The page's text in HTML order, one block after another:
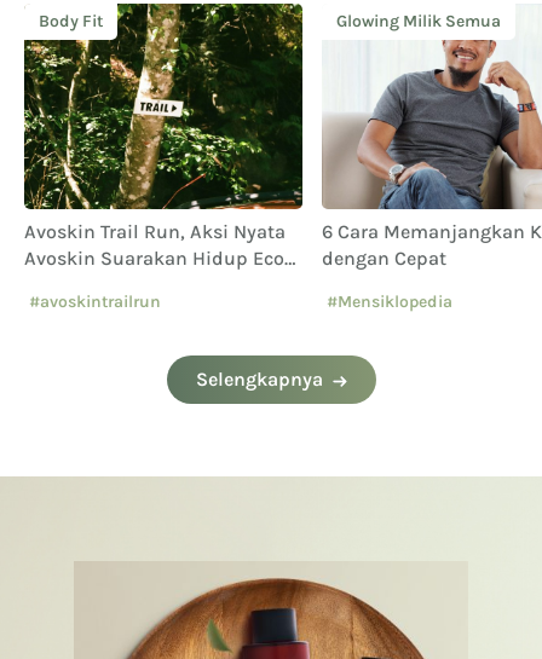
Body Fit
Avoskin Trail Run, Aksi Nyata
Avoskin Suarakan Hidup Eco
#avoskintrailrun
Glowing Milik Semua
6 Cara Memanjangkan
dengan Cepat
#Mensiklopedia
Selengkapnya